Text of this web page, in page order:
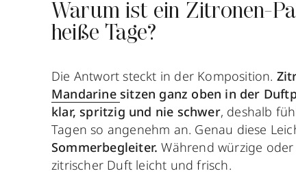
Warum ist ein Zitronen-
heiße Tage?
Die Antwort steckt in der Komposition.
Mandarine sitzen ganz oben in der
klar, spritzig und nie schwer, deshalb
Tagen so angenehm an. Genau diese
Sommerbegleiter. Während würzige
zitrischer Duft leicht und frisch.